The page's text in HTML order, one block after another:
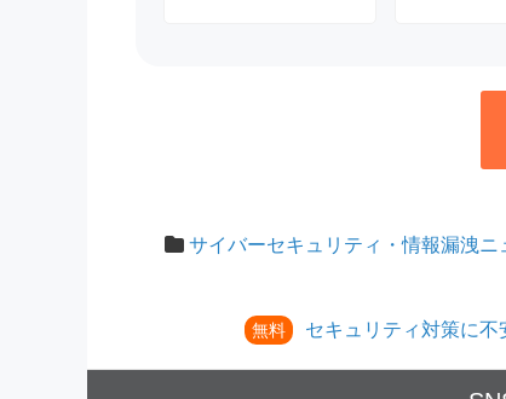
サイバーセキュリティ・情報漏洩ニ
無料 セキュリティ対策に不